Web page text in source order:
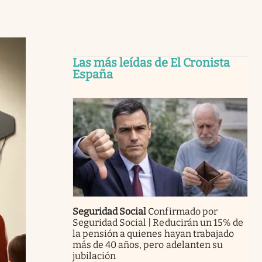
Las más leídas de El Cronista
España
Seguridad Social Confirmado por
Seguridad Social | Reducirán un 15% de
la pensión a quienes hayan trabajado
más de 40 años, pero adelanten su
jubilación